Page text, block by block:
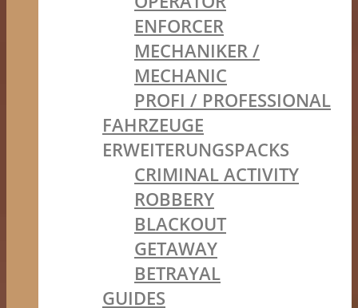
ENFORCER
MECHANIKER /
MECHANIC
PROFI / PROFESSIONAL
FAHRZEUGE
ERWEITERUNGSPACKS
CRIMINAL ACTIVITY
ROBBERY
BLACKOUT
GETAWAY
BETRAYAL
GUIDES